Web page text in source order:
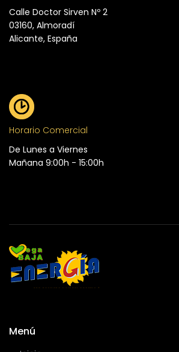
Calle Doctor Sirven Nº 2
03160, Almoradí
Alicante, España
Horario Comercial
De Lunes a Viernes
Mañana 9:00h - 15:00h
Menú